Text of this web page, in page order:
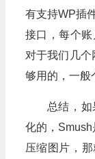
有支持WP插
接口，每个账
对于我们几
够用的，一般
总结，
化的，
压缩图片，